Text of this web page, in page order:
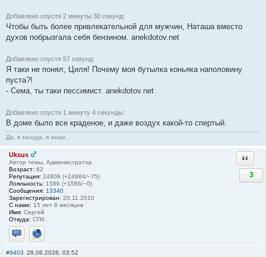
Добавлено спустя 2 минуты 30 секунд:
Чтобы быть более привлекательной для мужчин, Наташа вместо
духов побрызгала себя бензином. anekdotov.net
Добавлено спустя 57 секунд:
Я таки не понял, Циля! Почему моя бутылка коньяка наполовину
пуста?!
- Сема, ты таки пессимист. anekdotov.net
Добавлено спустя 1 минуту 4 секунды:
В доме было все краденое, и даже воздух какой-то спертый.
Да, я зануда, я знаю...
Uksus
Автор темы, Администратор
Возраст: 62
Репутация: 24909 (+24984/−75)
Лояльность: 1586 (+1586/−0)
Сообщения: 13340
Зарегистрирован: 20.11.2010
С нами: 15 лет 8 месяцев
Имя: Сергей
Откуда: СПб
Отправить личное сообщение
Сайт
3
#9403 28.06.2026, 03:52